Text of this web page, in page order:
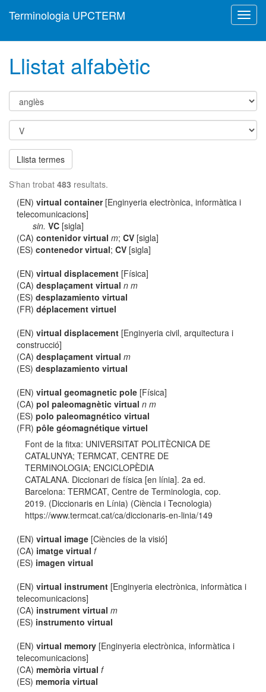
Terminologia UPCTERM
Llistat alfabètic
Llista termes
S'han trobat 483 resultats.
(EN)virtual container[Enginyeria electrònica, informàtica i
telecomunicacions]
sin. VC[sigla]
(CA)contenidor virtual m;CV [sigla]
(ES)contenedor virtual;CV [sigla]
(EN)virtual displacement [Física]
(CA)desplaçament virtual n m
(ES)desplazamiento virtual
(FR)déplacement virtuel
(EN)virtual displacement [Enginyeria civil, arquitectura i
construcció]
(CA)desplaçament virtual m
(ES)desplazamiento virtual
(EN)virtual geomagnetic pole [Física]
(CA)pol paleomagnètic virtual n m
(ES)polo paleomagnético virtual
(FR)pôle géomagnétique virtuel
Font de la fitxa: UNIVERSITAT POLITÈCNICA DE
CATALUNYA; TERMCAT, CENTRE DE
TERMINOLOGIA; ENCICLOPÈDIA
CATALANA. Diccionari de física [en línia]. 2a ed.
Barcelona: TERMCAT, Centre de Terminologia, cop.
2019. (Diccionaris en Línia) (Ciència i Tecnologia)
https://www.termcat.cat/ca/diccionaris-en-linia/149
(EN)virtual image [Ciències de la visió]
(CA) imatge virtual f
(ES) imagen virtual
(EN)virtual instrument [Enginyeria electrònica, informàtica i
telecomunicacions]
(CA) instrument virtual m
(ES) instrumento virtual
(EN)virtual memory [Enginyeria electrònica, informàtica i
telecomunicacions]
(CA)memòria virtual f
(ES)memoria virtual